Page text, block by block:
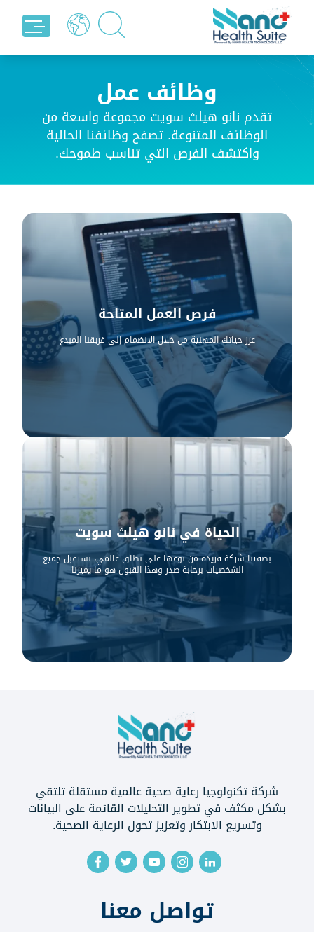
وظائف عمل
تقدم نانو هيلث سويت مجموعة واسعة من
الوظائف المتنوعة. تصفح وظائفنا الحالية
واكتشف الفرص التي تناسب طموحك.
فرص العمل المتاحة
عزز حياتك المهنية من خلال الانضمام إلى فريقنا المبدع
الحياة في نانو هيلث سويت
بصفتنا شركة فريدة من نوعها على نطاق عالمي، نستقبل جميع
الشخصيات برحابة صدر وهذا القبول هو ما يميزنا
شركة تكنولوجيا رعاية صحية عالمية مستقلة تلتقي
بشكل مكثف في تطوير التحليلات القائمة على البيانات
وتسريع الابتكار وتعزيز تحول الرعاية الصحية.
تواصل معنا